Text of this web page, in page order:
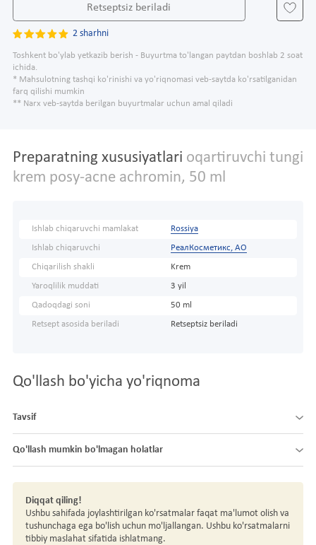
Retseptsiz beriladi
2 sharhni
Toshkent bo'ylab yetkazib berish - Buyurtma to'langan paytdan boshlab 2 soat
ichida.
* Mahsulotning tashqi ko'rinishi va yo'riqnomasi veb-saytda ko'rsatilganidan
farq qilishi mumkin
** Narx veb-saytda berilgan buyurtmalar uchun amal qiladi
Preparatning xususiyatlari oqartiruvchi tungi
krem posy-acne achromin, 50 ml
Ishlab chiqaruvchi mamlakat Rossiya
Ishlab chiqaruvchi РеалКосметикс, АО
Chiqarilish shakli Krem
Yaroqlilik muddati 3 yil
Qadoqdagi soni 50 ml
Retsept asosida beriladi Retseptsiz beriladi
Qo'llash bo'yicha yo'riqnoma
Tavsif
Qo'llash mumkin bo'lmagan holatlar
Diqqat qiling!
Ushbu sahifada joylashtirilgan ko'rsatmalar faqat ma'lumot olish va
tushunchaga ega bo'lish uchun mo'ljallangan. Ushbu ko'rsatmalarni
tibbiy maslahat sifatida ishlatmang.